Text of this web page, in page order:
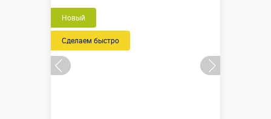
Купить в 1 клик
Новый
Сделаем быстро